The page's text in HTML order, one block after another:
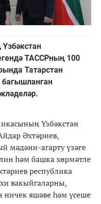
ТАССРның 100
Татарстан
багышланган
Үзбәкстан
Әхтәриев,
мәдәни-агарту үзәге
һәм башка хөрмәтле
республика
вакыйгаларны,
ничек яшәве һәм үсеше